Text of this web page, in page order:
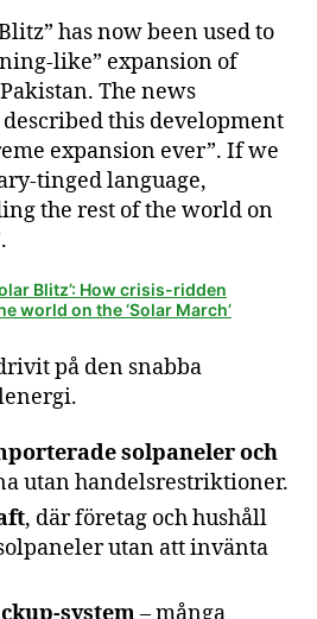
has now been used to
like” expansion of
The news
this development
expansion ever”. If we
tinged language,
the rest of the world on
Blitz’: How crisis-ridden
world on the ‘Solar March’
på den snabba
solpaneler och
utan handelsrestriktioner.
, där företag och hushåll
utan att invänta